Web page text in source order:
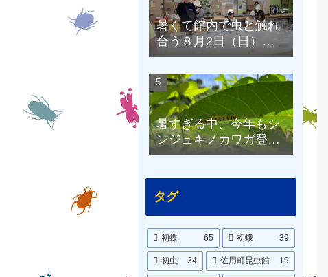
暑くて館内で虫と触れ
合う８月2日（日）の
昆虫館
暑すぎる中、今年もシ
ンジュキノカワガ登
場！8月1日（土）の昆
タグ
初蝶 65 初蛾 39
初虫 34 佐用町昆虫館 19